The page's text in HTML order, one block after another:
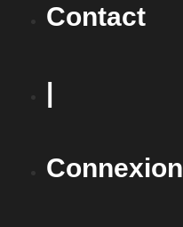
Contact
|
Connexion